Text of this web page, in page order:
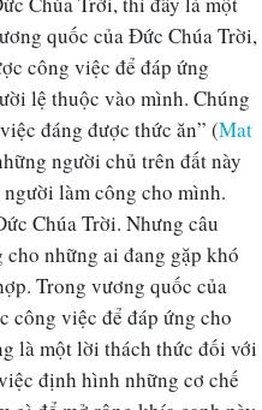
quốc của Đức Chúa Trời,
công việc để đáp ứng
lệ thuộc vào mình. Chúng
đáng được thức ăn” (Mat
người chủ trên đất này
làm công cho mình.
Chúa Trời. Nhưng câu
những ai đang gặp khó
Trong vương quốc của
công việc để đáp ứng cho
là một lời thách thức đối với
định hình những cơ chế